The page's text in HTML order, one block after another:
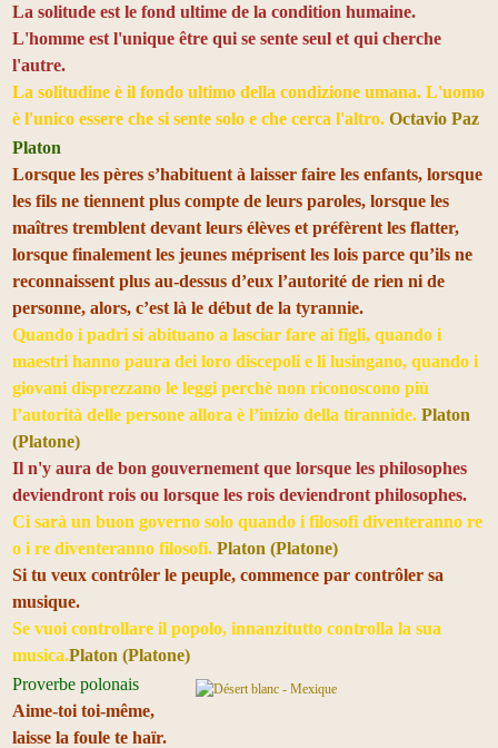
La solitude est le fond ultime de la condition humaine.
L'homme est l'unique être qui se sente seul et qui cherche
l'autre.
La solitudine è il fondo ultimo della condizione umana. L'uomo
è l'unico essere che si sente solo e che cerca l'altro. Octavio Paz
Platon
Lorsque les pères s’habituent à laisser faire les enfants, lorsque
les fils ne tiennent plus compte de leurs paroles, lorsque les
maîtres tremblent devant leurs élèves et préfèrent les flatter,
lorsque finalement les jeunes méprisent les lois parce qu’ils ne
reconnaissent plus au-dessus d’eux l’autorité de rien ni de
personne, alors, c’est là le début de la tyrannie.
Quando i padri si abituano a lasciar fare ai figli, quando i
maestri hanno paura dei loro discepoli e li lusingano, quando i
giovani disprezzano le leggi perchè non riconoscono più
l’autorità delle persone allora è l’inizio della tirannide. Platon
(Platone)
Il n'y aura de bon gouvernement que lorsque les philosophes
deviendront rois ou lorsque les rois deviendront philosophes.
Ci sarà un buon governo solo quando i filosofi diventeranno re
o i re diventeranno filosofi. Platon (Platone)
Si tu veux contrôler le peuple, commence par contrôler sa
musique.
Se vuoi controllare il popolo, innanzitutto controlla la sua
musica.Platon (Platone)
Proverbe polonais
Aime-toi toi-même,
laisse la foule te haïr.